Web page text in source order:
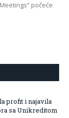
počeće
profit i najavila
sa Unikreditom